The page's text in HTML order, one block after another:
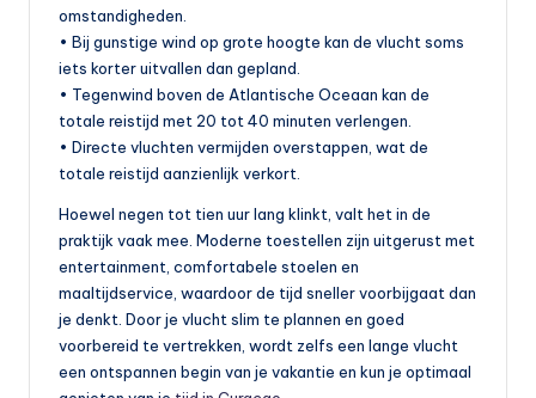
o
omstandigheden.
• Bij gunstige wind op grote hoogte kan de vlucht soms
iets korter uitvallen dan gepland.
• Tegenwind boven de Atlantische Oceaan kan de
totale reistijd met 20 tot 40 minuten verlengen.
• Directe vluchten vermijden overstappen, wat de
totale reistijd aanzienlijk verkort.
Hoewel negen tot tien uur lang klinkt, valt het in de
praktijk vaak mee. Moderne toestellen zijn uitgerust met
entertainment, comfortabele stoelen en
maaltijdservice, waardoor de tijd sneller voorbijgaat dan
je denkt. Door je vlucht slim te plannen en goed
voorbereid te vertrekken, wordt zelfs een lange vlucht
een ontspannen begin van je vakantie en kun je optimaal